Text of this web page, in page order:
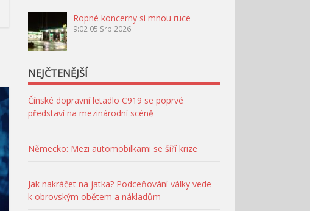
Ropné koncerny si mnou ruce
9:02 05 Srp 2026
NEJČTENĚJŠÍ
Čínské dopravní letadlo C919 se poprvé
představí na mezinárodní scéně
Německo: Mezi automobilkami se šíří krize
Jak nakráčet na jatka? Podceňování války vede
k obrovským obětem a nákladům